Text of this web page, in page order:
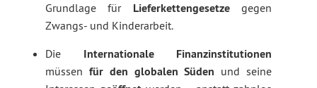
Grundlage für Lieferkettengesetzegegen
Zwangs- und Kinderarbeit.
Die Internationale Finanzinstitutionen
müssen für den globalen Süden und seine